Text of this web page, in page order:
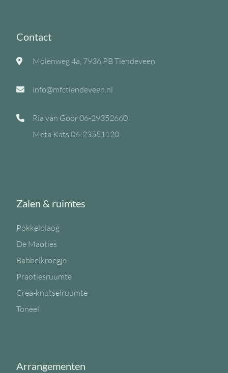
Contact
Molenweg 4a, 7936 PB Tiendeveen
info@mfctiendeveen.nl
Ria van Goor06-29352660
Meta Kats 06-23551120
Zalen & ruimtes
Pokkelplaog
De Maoties
Babbelkroegje
Praotiesruumte
Crea-knutselruumte
Toneel
Arrangementen